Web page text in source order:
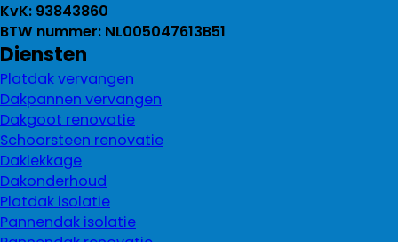
KvK: 93843860
BTW nummer: NL005047613B51
Diensten
Platdak vervangen
Dakpannen vervangen
Dakgoot renovatie
Schoorsteen renovatie
Daklekkage
Dakonderhoud
Platdak isolatie
Pannendak isolatie